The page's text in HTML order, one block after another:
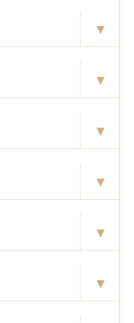
▾
▾
▾
▾
▾
▾